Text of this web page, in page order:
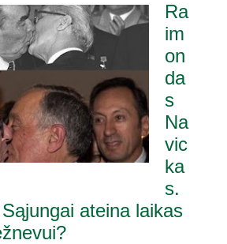
Ra
im
on
da
s
Na
vic
ka
s.
ateina laikas